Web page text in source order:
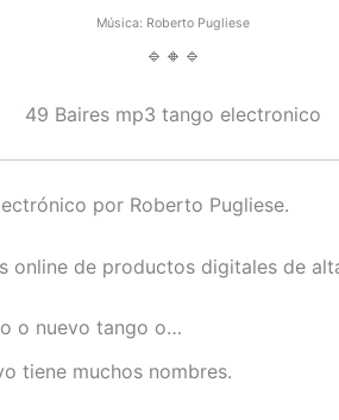
Música: Roberto Pugliese
🔹🔸🔹
49 Baires mp3 tango electronico
por Roberto Pugliese.
online de productos digitales de
o nuevo tango o…
tiene muchos nombres.